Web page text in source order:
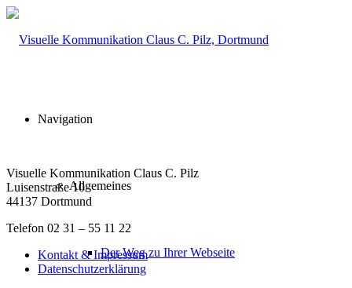
Navigation
Allgemeines
Der Weg zu Ihrer Webseite
Visuelle Kommunikation Claus C. Pilz
Luisenstraße 10
44137 Dortmund
Telefon 02 31 – 55 11 22
Kontakt & Impressum
Datenschutzerklärung